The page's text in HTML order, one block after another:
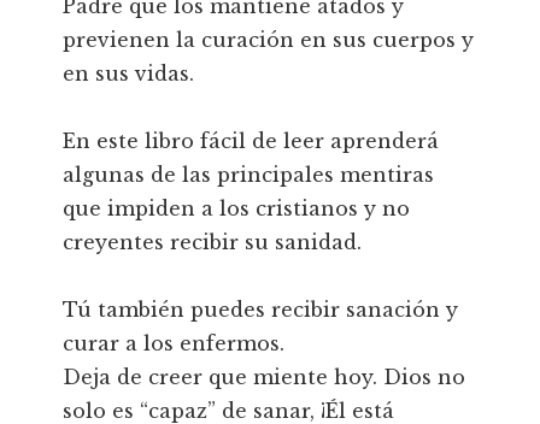
Padre que los mantiene atados y
previenen la curación en sus cuerpos y
en sus vidas.
En este libro fácil de leer aprenderá
algunas de las principales mentiras
que impiden a los cristianos y no
creyentes recibir su sanidad.
Tú también puedes recibir sanación y
curar a los enfermos.
Deja de creer que miente hoy. Dios no
solo es “capaz” de sanar, ¡Él está